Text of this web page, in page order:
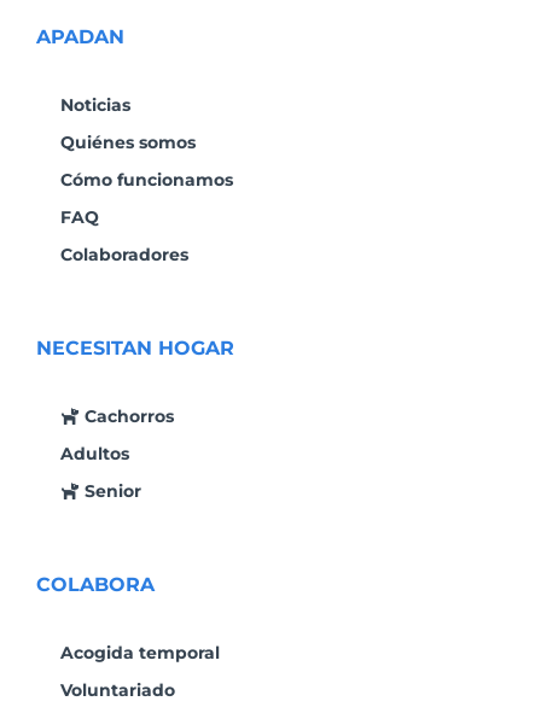
APADAN
Noticias
Quiénes somos
Cómo funcionamos
FAQ
Colaboradores
NECESITAN HOGAR
Cachorros
Adultos
Senior
COLABORA
Acogida temporal
Voluntariado